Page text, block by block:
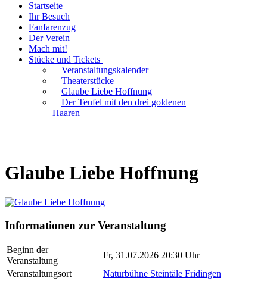
Startseite
Ihr Besuch
Fanfarenzug
Der Verein
Mach mit!
Stücke und Tickets
Veranstaltungskalender
Theaterstücke
Glaube Liebe Hoffnung
Der Teufel mit den drei goldenen
Haaren
Glaube Liebe Hoffnung
Informationen zur Veranstaltung
Beginn der
Veranstaltung
Fr, 31.07.2026 20:30 Uhr
Veranstaltungsort
Naturbühne Steintäle Fridingen